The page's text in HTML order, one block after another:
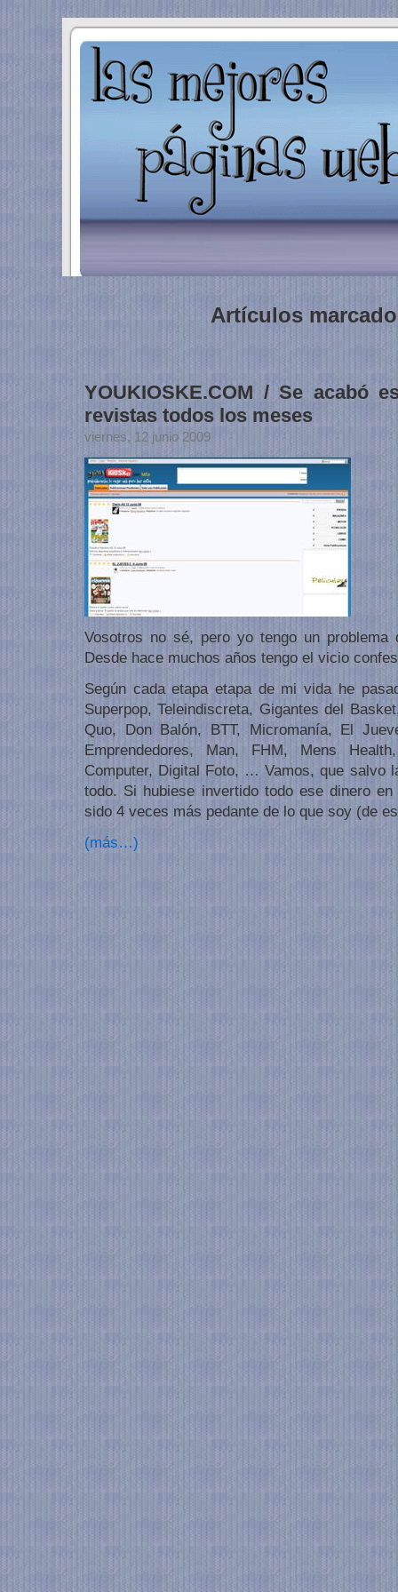
Artículos
YOUKIOSKE.COM / Se acabó
revistas todos los meses
viernes, 12 junio 2009
Vosotros no sé, pero yo tengo un
Desde hace muchos años tengo el vicio
Según cada etapa etapa de mi vida he
Superpop, Teleindiscreta, Gigantes del
Quo, Don Balón, BTT, Micromanía, El
Emprendedores, Man, FHM, Mens
Computer, Digital Foto, … Vamos, que salvo
todo. Si hubiese invertido todo ese dinero
sido 4 veces más pedante de lo que soy (de
(más…)